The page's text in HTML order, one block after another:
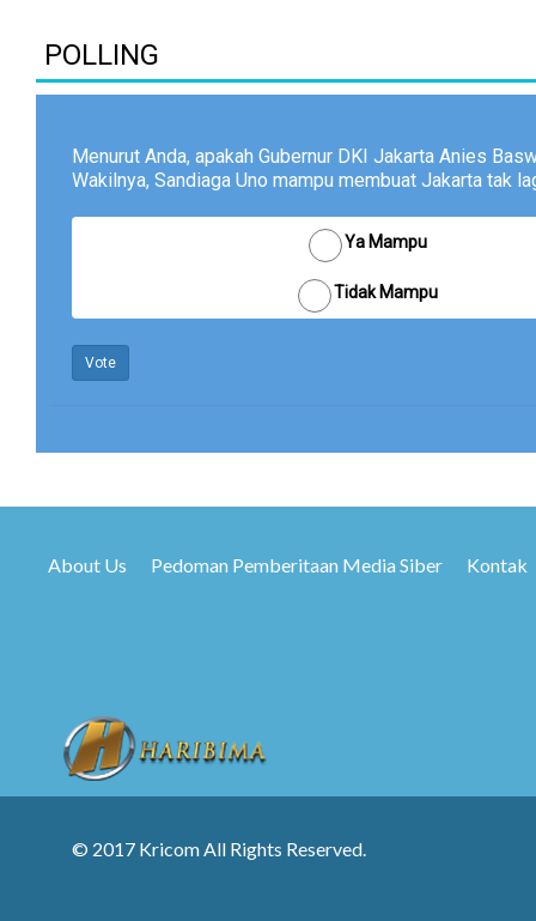
POLLING
Menurut Anda, apakah Gubernur DKI Jakarta Anies
Wakilnya, Sandiaga Uno mampu membuat Jakarta tak
Ya Mampu
Tidak Mampu
Vote
About Us Pedoman Pemberitaan Media Siber Kontak
© 2017 Kricom All Rights Reserved.